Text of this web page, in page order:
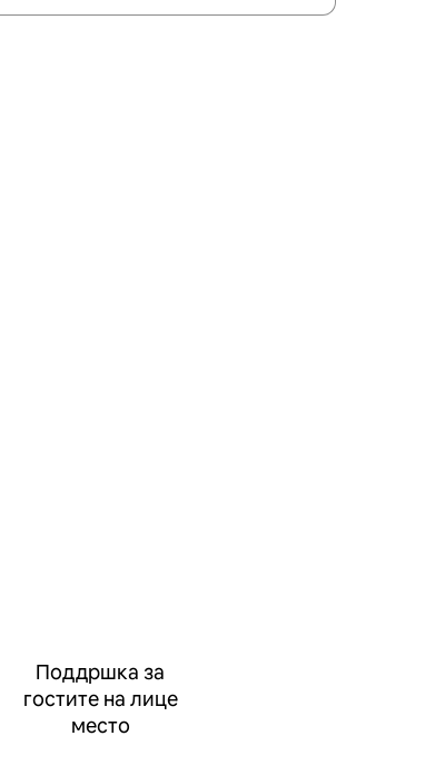
Поддршка за
гостите на лице
место